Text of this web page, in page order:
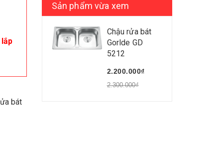
bát
Sản phẩm vừa xem
Chậu rửa bát
Gorlde GD
5212
2.200.000₫
2.300.000₫